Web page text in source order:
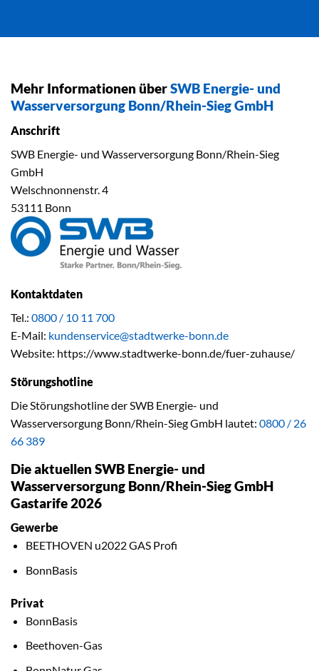
Mehr Informationen überSWB Energie- und
Wasserversorgung Bonn/Rhein-Sieg GmbH
Anschrift
SWB Energie- und Wasserversorgung Bonn/Rhein-Sieg
GmbH
Welschnonnenstr. 4
53111 Bonn
Kontaktdaten
Tel.: 0800 / 10 11 700
E-Mail: kundenservice@stadtwerke-bonn.de
Website: https://www.stadtwerke-bonn.de/fuer-zuhause/
Störungshotline
Die Störungshotline der SWB Energie- und
Wasserversorgung Bonn/Rhein-Sieg GmbH lautet: 0800 / 26
66 389
Die aktuellen SWB Energie- und
Wasserversorgung Bonn/Rhein-Sieg GmbH
Gastarife 2026
Gewerbe
BEETHOVEN u2022 GAS Profi
BonnBasis
Privat
BonnBasis
Beethoven-Gas